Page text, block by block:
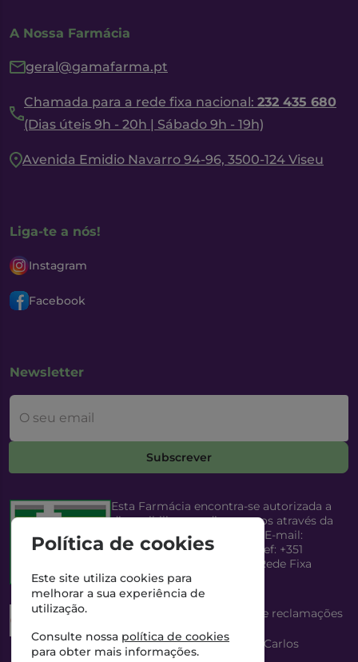
A Nossa Farmácia
geral@gamafarma.pt
Chamada para a rede fixa nacional: 232 435 680
(Dias úteis 9h - 20h | Sábado 9h - 19h)
Avenida Emidio Navarro 94-96, 3500-124 Viseu
Liga-te a nós!
Instagram
Facebook
Newsletter
O seu email
Subscrever
Esta Farmácia encontra-se autorizada a
disponibilizar medicamentos através da
Internet, pelo Infarmed, I.P. E-mail:
infarmed@infarmed.pt
| Telef: +351
217987100 (Chamada para Rede Fixa
Nacional)
Esta Farmácia dispõe de livro de reclamações
Director Técnico e Proprietário: António Carlos
Saraiva Cabral Costa
Política de cookies
Este site utiliza cookies para
melhorar a sua experiência de
utilização.
Consulte nossa política de cookies
para obter mais informações.